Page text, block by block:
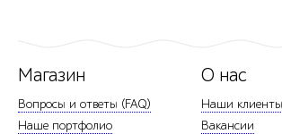
Магазин
Вопросы и ответы (FAQ)
Наше портфолио
О нас
Наши клиенты
Вакансии